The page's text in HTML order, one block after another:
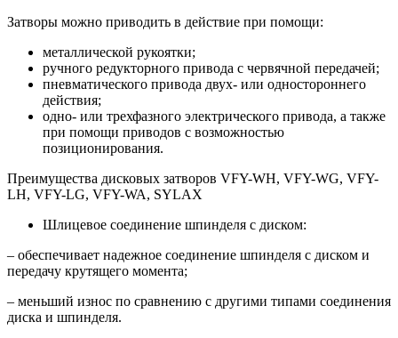
Затворы можно приводить в действие при помощи:
металлической рукоятки;
ручного редукторного привода с червячной передачей;
пневматического привода двух- или одностороннего
действия;
одно- или трехфазного электрического привода, а также
при помощи приводов с возможностью
позиционирования.
Преимущества дисковых затворов VFY-WH, VFY-WG, VFY-
LH, VFY-LG, VFY-WA, SYLAX
Шлицевое соединение шпинделя с диском:
– обеспечивает надежное соединение шпинделя с диском и
передачу крутящего момента;
– меньший износ по сравнению с другими типами соединения
диска и шпинделя.